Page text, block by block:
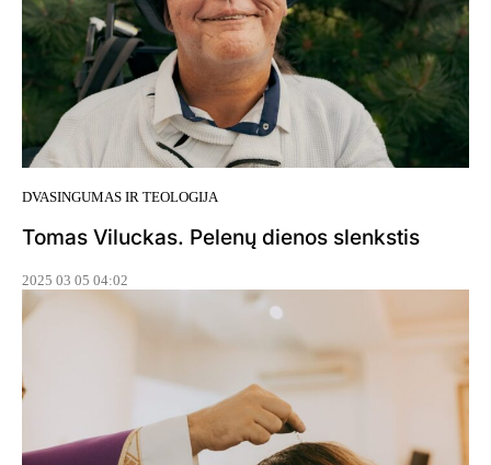
DVASINGUMAS IR TEOLOGIJA
Tomas Viluckas. Pelenų dienos slenkstis
2025 03 05 04:02